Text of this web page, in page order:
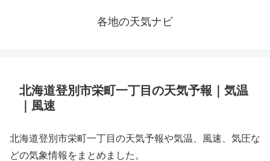
各地の天気ナビ
北海道登別市栄町一丁目の天気予報｜気温
｜風速
北海道登別市栄町一丁目の天気予報や気温、風速、気圧な
どの気象情報をまとめました。